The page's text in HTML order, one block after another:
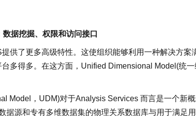
据挖掘、权限和访问接口
供了更多高级特性。这使组织能够利用一种解决方案
多得多。在这方面，Unified Dimensional Model(统
Model，UDM)对于Analysis Services 而言是一个新
据源和专有多维数据集的物理关系数据库与用于满足